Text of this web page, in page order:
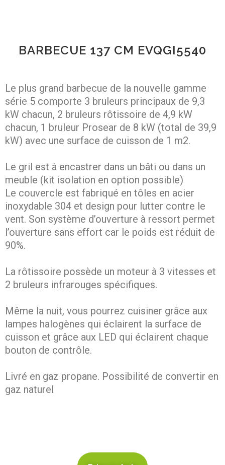
BARBECUE 137 CM EVQGI5540
Le plus grand barbecue de la nouvelle gamme
série 5 comporte 3 bruleurs principaux de 9,3
kW chacun, 2 bruleurs rôtissoire de 4,9 kW
chacun, 1 bruleur Prosear de 8 kW (total de 39,9
kW) avec une surface de cuisson de 1 m2.
Le gril est à encastrer dans un bâti ou dans un
meuble (kit isolation en option possible)
Le couvercle est fabriqué en tôles en acier
inoxydable 304 et design pour lutter contre le
vent. Son système d’ouverture à ressort permet
l’ouverture sans effort car le poids est réduit de
90%.
La rôtissoire possède un moteur à 3 vitesses et
2 bruleurs infrarouges spécifiques.
Même la nuit, vous pourrez cuisiner grâce aux
lampes halogènes qui éclairent la surface de
cuisson et grâce aux LED qui éclairent chaque
bouton de contrôle.
Livré en gaz propane. Possibilité de convertir en
gaz naturel